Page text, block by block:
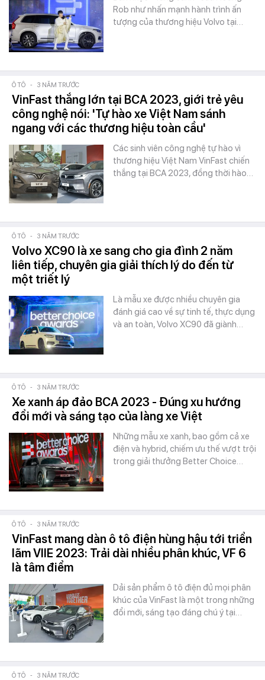
Rob như nhấn mạnh hành trình ấn
tượng của thương hiệu Volvo tại…
Ô TÔ - 3 NĂM TRƯỚC
VinFast thắng lớn tại BCA 2023, giới trẻ yêu
công nghệ nói: 'Tự hào xe Việt Nam sánh
ngang với các thương hiệu toàn cầu'
Các sinh viên công nghệ tự hào vì
thương hiệu Việt Nam VinFast chiến
thắng tại BCA 2023, đồng thời hào…
Ô TÔ - 3 NĂM TRƯỚC
Volvo XC90 là xe sang cho gia đình 2 năm
liên tiếp, chuyên gia giải thích lý do đến từ
một triết lý
Là mẫu xe được nhiều chuyên gia
đánh giá cao về sự tinh tế, thực dụng
và an toàn, Volvo XC90 đã giành…
Ô TÔ - 3 NĂM TRƯỚC
Xe xanh áp đảo BCA 2023 - Đúng xu hướng
đổi mới và sáng tạo của làng xe Việt
Những mẫu xe xanh, bao gồm cả xe
điện và hybrid, chiếm ưu thế vượt trội
trong giải thưởng Better Choice…
Ô TÔ - 3 NĂM TRƯỚC
VinFast mang dàn ô tô điện hùng hậu tới triển
lãm VIIE 2023: Trải dài nhiều phân khúc, VF 6
là tâm điểm
Dải sản phẩm ô tô điện đủ mọi phân
khúc của VinFast là một trong những
đổi mới, sáng tạo đáng chú ý tại…
Ô TÔ - 3 NĂM TRƯỚC